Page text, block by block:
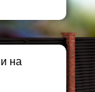
на